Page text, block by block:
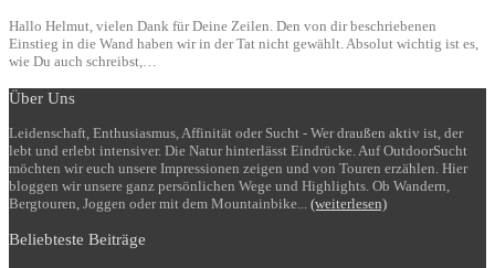
Hallo Helmut, vielen Dank für Deine Zeilen. Den von dir beschriebenen
Einstieg in die Wand haben wir in der Tat nicht gewählt. Absolut wichtig ist es,
wie Du auch schreibst,…
Über Uns
Leidenschaft, Enthusiasmus, Affinität oder Sucht - Wer draußen aktiv ist, der
lebt und erlebt intensiver. Die Natur hinterlässt Eindrücke. Auf OutdoorSucht
möchten wir euch unsere Impressionen zeigen und von Touren erzählen. Hier
bloggen wir unsere ganz persönlichen Wege und Highlights. Ob Wandern,
Bergtouren, Joggen oder mit dem Mountainbike... (weiterlesen)
Beliebteste Beiträge